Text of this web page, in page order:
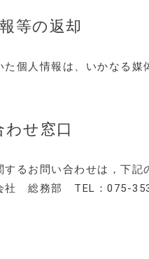
等の返却
た個人情報は、いかなる媒
せ窓口
るお問い合わせは，下記
社 総務部 TEL：075-